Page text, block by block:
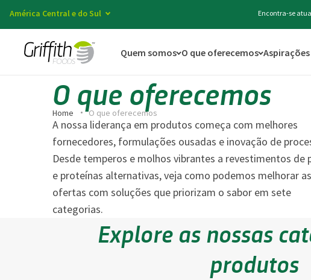
América Central e do Sul Encontra-se
Quem somos O que oferecemos
Home O que oferecemos
O que oferecemos
A nossa liderança em produtos começa com melhores
fornecedores, formulações ousadas e inovação de
Desde temperos e molhos vibrantes a revestimentos de
e proteínas alternativas, veja como podemos melhorar
ofertas com soluções que priorizam o sabor em sete
categorias.
Explore as nossas
produtos